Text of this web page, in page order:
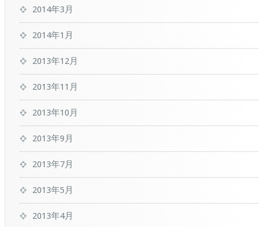
2014年3月
2014年1月
2013年12月
2013年11月
2013年10月
2013年9月
2013年7月
2013年5月
2013年4月